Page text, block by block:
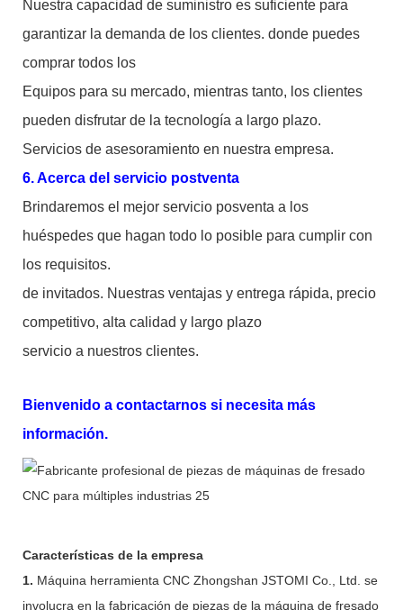
Nuestra capacidad de suministro es suficiente para
garantizar la demanda de los clientes. donde puedes
comprar todos los
Equipos para su mercado, mientras tanto, los clientes
pueden disfrutar de la tecnología a largo plazo.
Servicios de asesoramiento en nuestra empresa.
6. Acerca del servicio postventa
Brindaremos el mejor servicio posventa a los
huéspedes que hagan todo lo posible para cumplir con
los requisitos.
de invitados. Nuestras ventajas y entrega rápida, precio
competitivo, alta calidad y largo plazo
servicio a nuestros clientes.
Bienvenido a contactarnos si necesita más
información.
Características de la empresa
1. Máquina herramienta CNC Zhongshan JSTOMI Co., Ltd. se
involucra en la fabricación de piezas de la máquina de fresado